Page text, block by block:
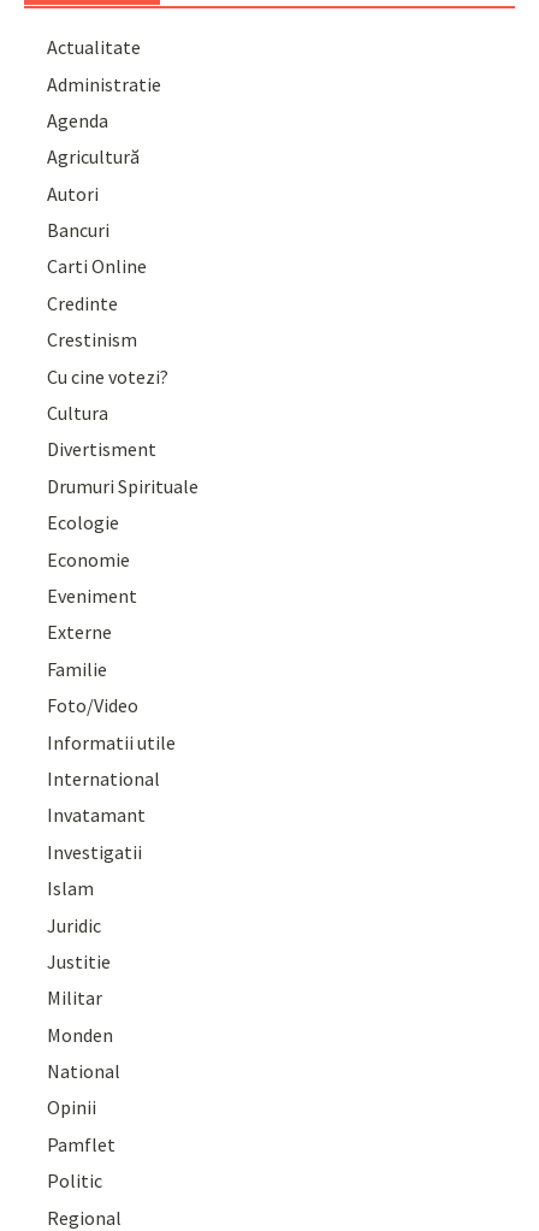
Actualitate
Administratie
Agenda
Agricultură
Autori
Bancuri
Carti Online
Credinte
Crestinism
Cu cine votezi?
Cultura
Divertisment
Drumuri Spirituale
Ecologie
Economie
Eveniment
Externe
Familie
Foto/Video
Informatii utile
International
Invatamant
Investigatii
Islam
Juridic
Justitie
Militar
Monden
National
Opinii
Pamflet
Politic
Regional